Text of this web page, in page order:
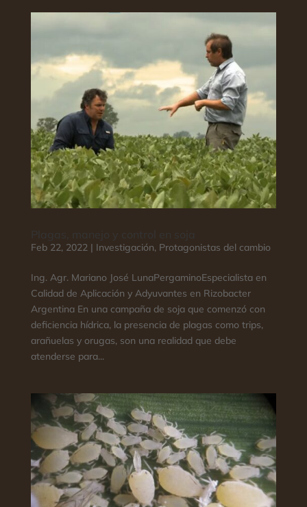
Feb 22, 2022| Investigación, Protagonistas del cambio
Ing. Agr. Mariano José LunaPergaminoEspecialista en
Calidad de Aplicación y Adyuvantes en Rizobacter
Argentina En una campaña de soja que comenzó con
deficiencia hídrica, la presencia de plagas como trips,
arañuelas y orugas, son una realidad que debe
atenderse para...